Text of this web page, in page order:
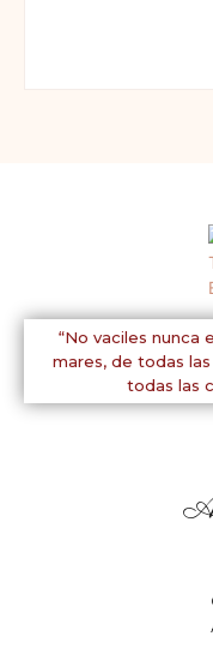
“No vaciles nunca
mares, de todas
todas las